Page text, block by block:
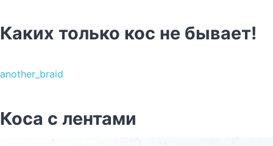
Каких только кос не бывает!
another_braid
Коса с лентами